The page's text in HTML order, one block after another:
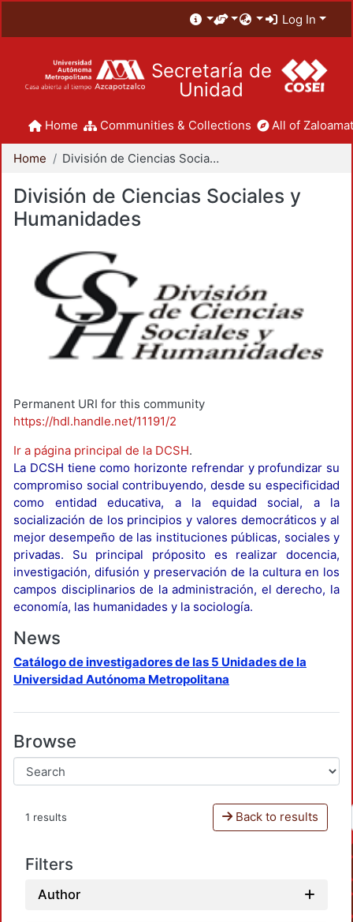
Log In
Secretaría de
Unidad
Home Communities & Collections All of
Home División de Ciencias Sociales y Humanidades
División de Ciencias Sociales y
Humanidades
Permanent URI for this community
https://hdl.handle.net/11191/2
Ir a página principal de la DCSH.
La DCSH tiene como horizonte refrendar y profundizar su
compromiso social contribuyendo, desde su especificidad
como entidad educativa, a la equidad social, a la
socialización de los principios y valores democráticos y al
mejor desempeño de las instituciones públicas, sociales y
privadas. Su principal próposito es realizar docencia,
investigación, difusión y preservación de la cultura en los
campos disciplinarios de la administración, el derecho, la
economía, las humanidades y la sociología.
News
Catálogo de investigadores de las 5 Unidades de la
Universidad Autónoma Metropolitana
Browse
1 results Back to results
Filters
Author